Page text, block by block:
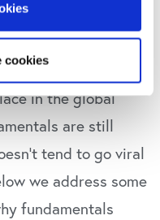
vores
på "Privacy
om din placering,
få meter
på en scanning af
cookies
underlying
the economy and
there’s a lot
in the global
are still
tend to go viral
we address some
fundamentals